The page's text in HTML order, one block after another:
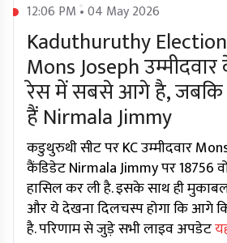
12:06 PM • 04 May 2026
Kaduthuruthy
Mons Joseph
रेस में सबसे आगे है, जबकि
हैं Nirmala Jimmy
कडुथुरुथी सीट पर KC उम्मीदवार
कैंडिडेट Nirmala Jimmy पर 18756
हासिल कर ली है. इसके साथ ही
और ये देखना दिलचस्प होगा कि आगे
है. परिणाम से जुड़े सभी लाइव अपडेट